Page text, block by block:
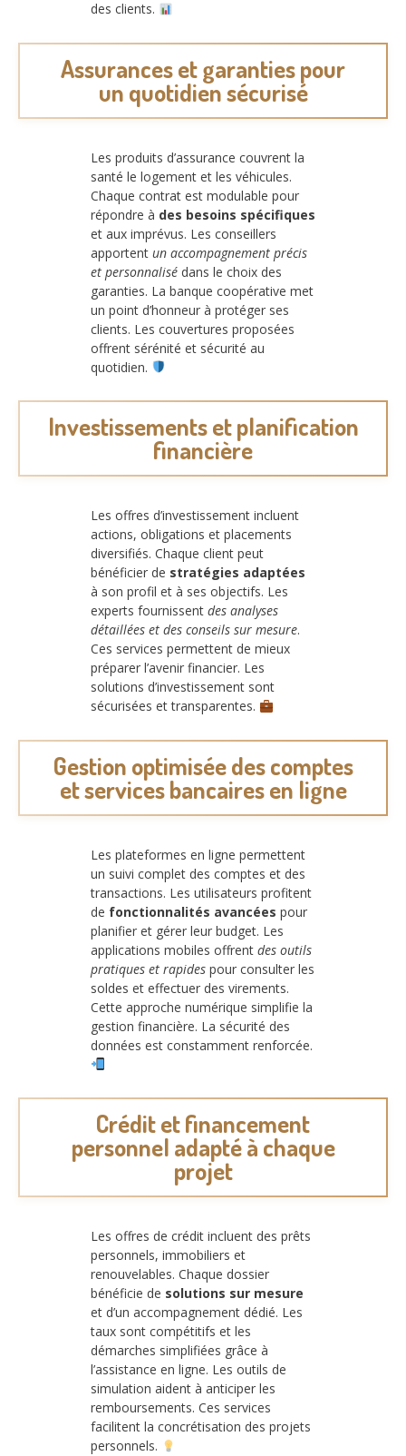
des clients.
Assurances et garanties pour
un quotidien sécurisé
Les produits d’assurance couvrent la
santé le logement et les véhicules.
Chaque contrat est modulable pour
répondre à des besoins spécifiques
et aux imprévus. Les conseillers
apportent un accompagnement précis
et personnalisé dans le choix des
garanties. La banque coopérative met
un point d’honneur à protéger ses
clients. Les couvertures proposées
offrent sérénité et sécurité au
quotidien.
Investissements et planification
financière
Les offres d’investissement incluent
actions, obligations et placements
diversifiés. Chaque client peut
bénéficier de stratégies adaptées
à son profil et à ses objectifs. Les
experts fournissent des analyses
détaillées et des conseils sur mesure.
Ces services permettent de mieux
préparer l’avenir financier. Les
solutions d’investissement sont
sécurisées et transparentes.
Gestion optimisée des comptes
et services bancaires en ligne
Les plateformes en ligne permettent
un suivi complet des comptes et des
transactions. Les utilisateurs profitent
de fonctionnalités avancées pour
planifier et gérer leur budget. Les
applications mobiles offrent des outils
pratiques et rapides pour consulter les
soldes et effectuer des virements.
Cette approche numérique simplifie la
gestion financière. La sécurité des
données est constamment renforcée.
Crédit et financement
personnel adapté à chaque
projet
Les offres de crédit incluent des prêts
personnels, immobiliers et
renouvelables. Chaque dossier
bénéficie de solutions sur mesure
et d’un accompagnement dédié. Les
taux sont compétitifs et les
démarches simplifiées grâce à
l’assistance en ligne. Les outils de
simulation aident à anticiper les
remboursements. Ces services
facilitent la concrétisation des projets
personnels.